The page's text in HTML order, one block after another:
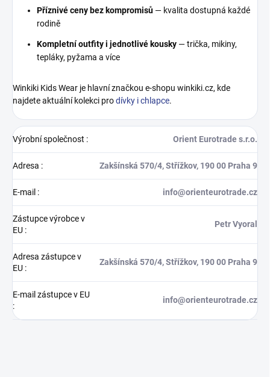
Příznivé ceny bez kompromisů — kvalita dostupná každé
rodině
Kompletní outfity i jednotlivé kousky — trička, mikiny,
tepláky, pyžama a více
Winkiki Kids Wear je hlavní značkou e-shopu winkiki.cz, kde
najdete aktuální kolekci prodívky i chlapce.
Výrobní společnost : Orient Eurotrade s.r.o.
Adresa : Zakšínská 570/4, Střížkov, 190 00 Praha 9
E-mail : info@orienteurotrade.cz
Zástupce výrobce v
EU :
Petr Vyoral
Adresa zástupce v
EU :
Zakšínská 570/4, Střížkov, 190 00 Praha 9
E-mail zástupce v EU
:
info@orienteurotrade.cz